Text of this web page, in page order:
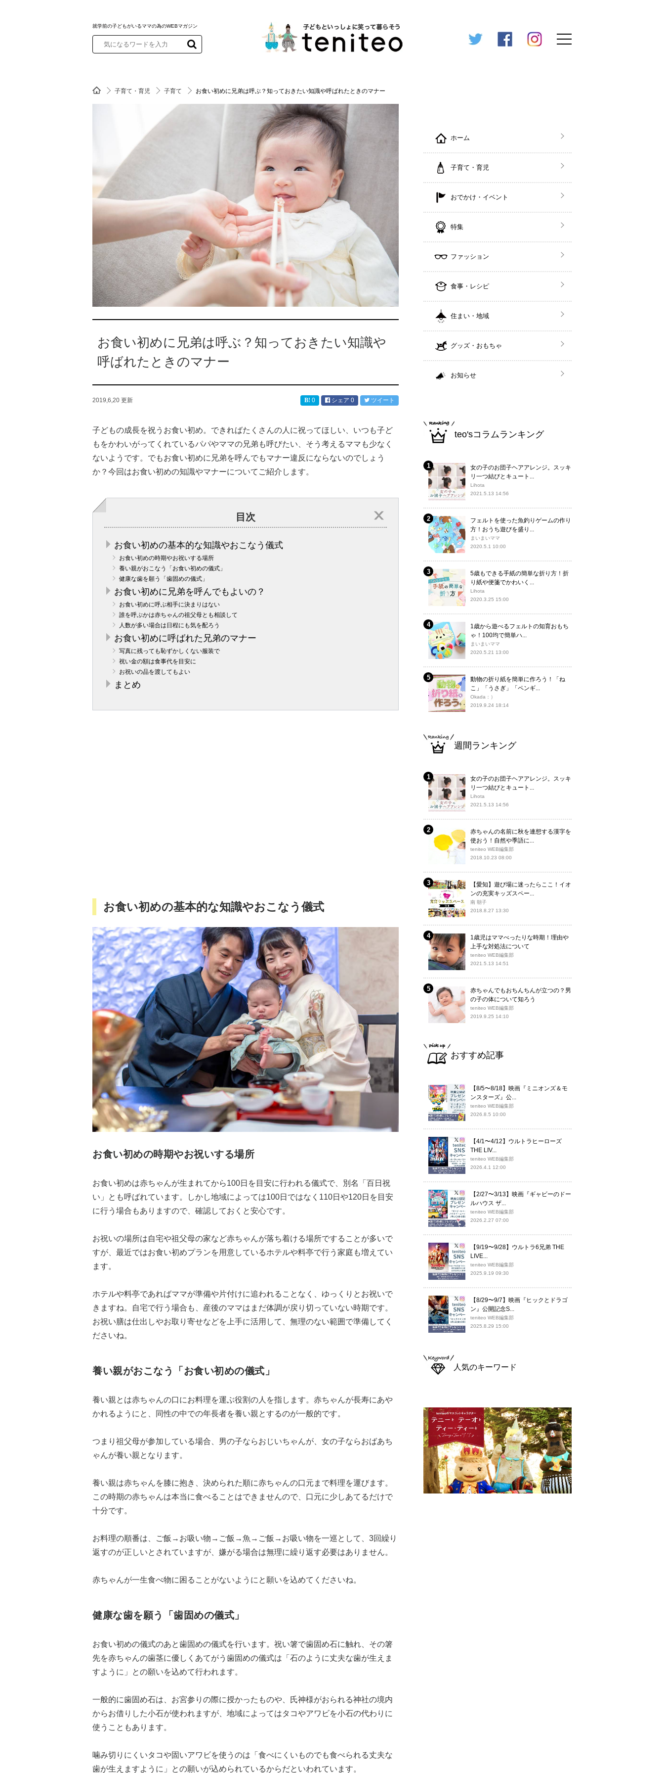
就学前の子どもがいるママの為のWEBマガジン
子育て・育児 子育て お食い初めに兄弟は呼ぶ？知っておきたい知識や呼ばれたときのマナー
お食い初めに兄弟は呼ぶ？知っておきたい知識や
呼ばれたときのマナー
2019,6,20 更新 0 シェア 0 ツイート
子どもの成長を祝うお食い初め。できればたくさんの人に祝ってほしい、いつも子ど
もをかわいがってくれているパパやママの兄弟も呼びたい、そう考えるママも少なく
ないようです。でもお食い初めに兄弟を呼んでもマナー違反にならないのでしょう
か？今回はお食い初めの知識やマナーについてご紹介します。
目次
お食い初めの基本的な知識やおこなう儀式
お食い初めの時期やお祝いする場所
養い親がおこなう「お食い初めの儀式」
健康な歯を願う「歯固めの儀式」
お食い初めに兄弟を呼んでもよいの？
お食い初めに呼ぶ相手に決まりはない
誰を呼ぶかは赤ちゃんの祖父母とも相談して
人数が多い場合は日程にも気を配ろう
お食い初めに呼ばれた兄弟のマナー
写真に残っても恥ずかしくない服装で
祝い金の額は食事代を目安に
お祝いの品を渡してもよい
まとめ
お食い初めの基本的な知識やおこなう儀式
お食い初めの時期やお祝いする場所
お食い初めは赤ちゃんが生まれてから100日を目安に行われる儀式で、別名「百日祝
い」とも呼ばれています。しかし地域によっては100日ではなく110日や120日を目安
に行う場合もありますので、確認しておくと安心です。
お祝いの場所は自宅や祖父母の家など赤ちゃんが落ち着ける場所ですることが多いで
すが、最近ではお食い初めプランを用意しているホテルや料亭で行う家庭も増えてい
ます。
ホテルや料亭であればママが準備や片付けに追われることなく、ゆっくりとお祝いで
きますね。自宅で行う場合も、産後のママはまだ体調が戻り切っていない時期です。
お祝い膳は仕出しやお取り寄せなどを上手に活用して、無理のない範囲で準備してく
ださいね。
養い親がおこなう「お食い初めの儀式」
養い親とは赤ちゃんの口にお料理を運ぶ役割の人を指します。赤ちゃんが長寿にあや
かれるようにと、同性の中での年長者を養い親とするのが一般的です。
つまり祖父母が参加している場合、男の子ならおじいちゃんが、女の子ならおばあち
ゃんが養い親となります。
養い親は赤ちゃんを膝に抱き、決められた順に赤ちゃんの口元まで料理を運びます。
この時期の赤ちゃんは本当に食べることはできませんので、口元に少しあてるだけで
十分です。
お料理の順番は、ご飯→お吸い物→ご飯→魚→ご飯→お吸い物を一巡として、3回繰り
返すのが正しいとされていますが、嫌がる場合は無理に繰り返す必要はありません。
赤ちゃんが一生食べ物に困ることがないようにと願いを込めてくださいね。
健康な歯を願う「歯固めの儀式」
お食い初めの儀式のあと歯固めの儀式を行います。祝い箸で歯固め石に触れ、その箸
先を赤ちゃんの歯茎に優しくあてがう歯固めの儀式は「石のように丈夫な歯が生えま
すように」との願いを込めて行われます。
一般的に歯固め石は、お宮参りの際に授かったものや、氏神様がおられる神社の境内
からお借りした小石が使われますが、地域によってはタコやアワビを小石の代わりに
使うこともあります。
噛み切りにくいタコや固いアワビを使うのは「食べにくいものでも食べられる丈夫な
歯が生えますように」との願いが込められているからだといわれています。
ホーム
子育て・育児
おでかけ・イベント
特集
ファッション
食事・レシピ
住まい・地域
グッズ・おもちゃ
お知らせ
teo'sコラムランキング
女の子のお団子ヘアアレンジ。スッキ
リ一つ結びとキュート...
Lihota
2021.5.13 14:56
フェルトを使った魚釣りゲームの作り
方！おうち遊びを盛り...
まいまいママ
2020.5.1 10:00
5歳もできる手紙の簡単な折り方！折
り紙や便箋でかわいく...
Lihota
2020.3.25 15:00
1歳から遊べるフェルトの知育おもち
ゃ！100均で簡単ハ...
まいまいママ
2020.5.21 13:00
動物の折り紙を簡単に作ろう！「ね
こ」「うさぎ」「ペンギ...
Okada：）
2019.9.24 18:14
週間ランキング
女の子のお団子ヘアアレンジ。スッキ
リ一つ結びとキュート...
Lihota
2021.5.13 14:56
赤ちゃんの名前に秋を連想する漢字を
使おう！自然や季語に...
teniteo WEB編集部
2018.10.23 08:00
【愛知】遊び場に迷ったらここ！イオ
ンの充実キッズスペー...
南 朝子
2018.8.27 13:30
1歳児はママべったりな時期！理由や
上手な対処法について
teniteo WEB編集部
2021.5.13 14:51
赤ちゃんでもおちんちんが立つの？男
の子の体について知ろう
teniteo WEB編集部
2019.9.25 14:10
おすすめ記事
【8/5〜8/18】映画『ミニオンズ＆モ
ンスターズ』公...
teniteo WEB編集部
2026.8.5 10:00
【4/1〜4/12】ウルトラヒーローズ
THE LIV...
teniteo WEB編集部
2026.4.1 12:00
【2/27〜3/13】映画『ギャビーのドー
ルハウス ザ...
teniteo WEB編集部
2026.2.27 07:00
【9/19〜9/28】ウルトラ6兄弟 THE
LIVE...
teniteo WEB編集部
2025.9.19 09:30
【8/29〜9/7】映画『ヒックとドラゴ
ン』公開記念S...
teniteo WEB編集部
2025.8.29 15:00
人気のキーワード